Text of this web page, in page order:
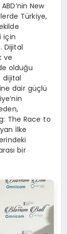
New
Türkiye,
için
Dijital
ve
olduğu
dijital
dair güçlü
The Race to
İlke
bir